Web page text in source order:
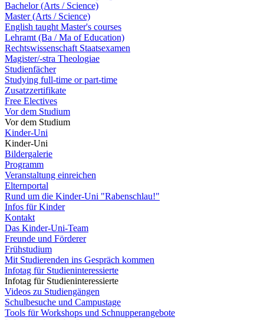
Bachelor (Arts / Science)
Master (Arts / Science)
English taught Master's courses
Lehramt (Ba / Ma of Education)
Rechtswissenschaft Staatsexamen
Magister/-stra Theologiae
Studienfächer
Studying full-time or part-time
Zusatzzertifikate
Free Electives
Vor dem Studium
Vor dem Studium
Kinder-Uni
Kinder-Uni
Bildergalerie
Programm
Veranstaltung einreichen
Elternportal
Rund um die Kinder-Uni "Rabenschlau!"
Infos für Kinder
Kontakt
Das Kinder-Uni-Team
Freunde und Förderer
Frühstudium
Mit Studierenden ins Gespräch kommen
Infotag für Studieninteressierte
Infotag für Studieninteressierte
Videos zu Studiengängen
Schulbesuche und Campustage
Tools für Workshops und Schnupperangebote